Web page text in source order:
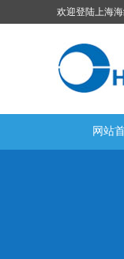
欢迎登陆上海
网站